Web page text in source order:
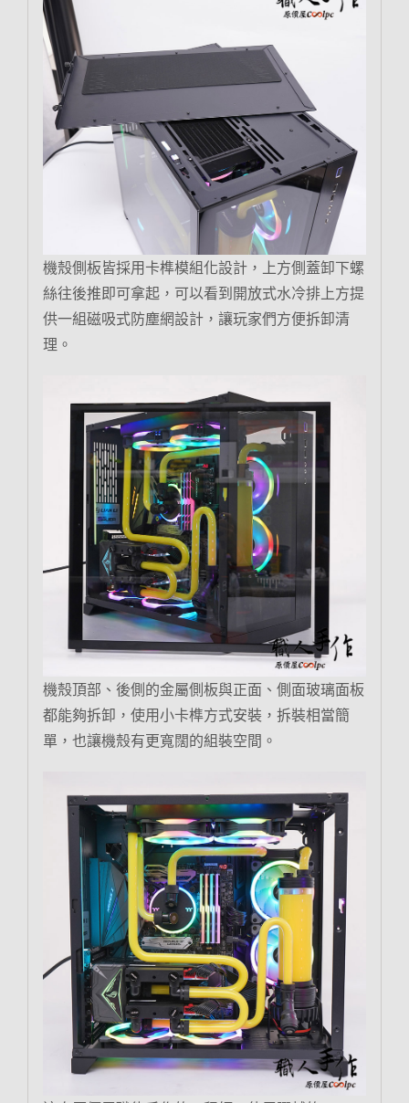
機殼側板皆採用卡榫模組化設計，上方側蓋卸下螺
絲往後推即可拿起，可以看到開放式水冷排上方提
供一組磁吸式防塵網設計，讓玩家們方便拆卸清
理。
機殼頂部、後側的金屬側板與正面、側面玻璃面板
都能夠拆卸，使用小卡榫方式安裝，拆裝相當簡
單，也讓機殼有更寬闊的組裝空間。